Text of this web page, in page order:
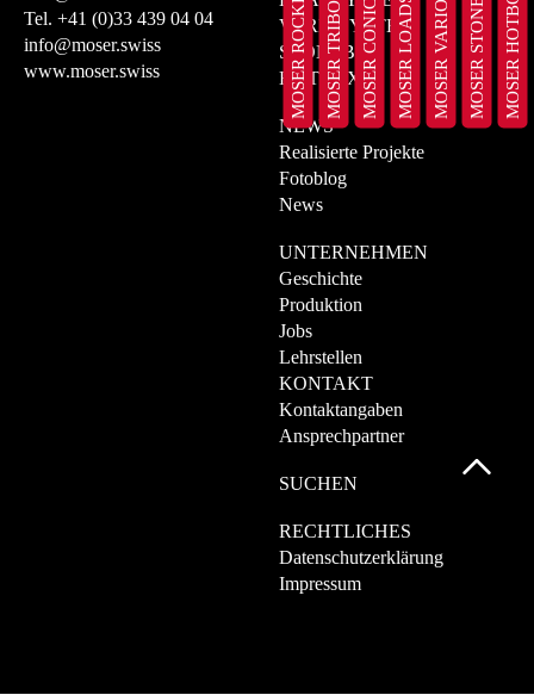
MOSER ROCKBOXMOSER TRIBOXMOSER CONICBOX MOSER STONEBOXMOSER HOTBOX
Tel. +41 (0)33 439 04 04
info@moser.swiss
www.moser.swiss
VARIOSYSTEM
STONEBOX
HOTBOX
NEWS
Realisierte Projekte
Fotoblog
News
UNTERNEHMEN
Geschichte
Produktion
Jobs
Lehrstellen
KONTAKT
Kontaktangaben
Ansprechpartner
SUCHEN
RECHTLICHES
Datenschutzerklärung
Impressum